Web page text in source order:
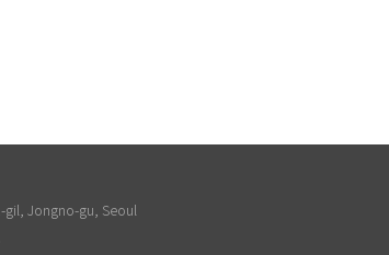
Jongno-gu, Seoul